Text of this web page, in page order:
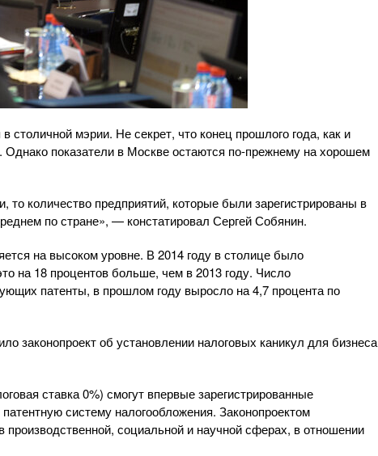
столичной мэрии. Не секрет, что конец прошлого года, как и
показатели в Москве остаются по-прежнему на хорошем
количество предприятий, которые были зарегистрированы в
по стране», — констатировал Сергей Собянин.
на высоком уровне. В 2014 году в столице было
на 18 процентов больше, чем в 2013 году. Число
патенты, в прошлом году выросло на 4,7 процента по
законопроект об установлении налоговых каникул для бизнеса
ставка 0%) смогут впервые зарегистрированные
систему налогообложения. Законопроектом
социальной и научной сферах, в отношении